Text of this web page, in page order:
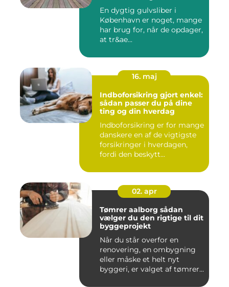
En dygtig gulvsliber i
København er noget, mange
har brug for, når de opdager,
at tr&ae...
16. maj
Indboforsikring gjort enkel:
sådan passer du på dine
ting og din hverdag
Indboforsikring er for mange
danskere en af de vigtigste
forsikringer i hverdagen,
fordi den beskytt...
02. apr
Tømrer aalborg sådan
vælger du den rigtige til dit
byggeprojekt
Når du står overfor en
renovering, en ombygning
eller måske et helt nyt
byggeri, er valget af tømrer...